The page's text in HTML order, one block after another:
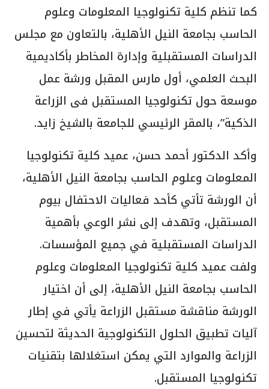
كما تنظم كلية تكنولوجيا المعلومات وعلوم
الحاسب بجامعة النيل الأهلية، بالتعاون مع مجلس
الدراسات المستقبلية وإدارة المخاطر بأكاديمية
البحث العلمي، أول مارس المقبل ورشة عمل
موسعة حول تكنولوجيا المستقبل فى الزراعة
الذكية”، بالمقر الرئيسي للجامعة بالشيخ زايد.
وأكد الدكتور أحمد حسن، عميد كلية تكنولوجيا
المعلومات وعلوم الحاسب بجامعة النيل الأهلية،
أن الورشة تأتي كأحد فعاليات الاحتفال بيوم
المستقبل، وتهدف إلى نشر الوعي بأهمية
الدراسات المستقبلية في جميع المؤسسات.
ولفت عميد كلية تكنولوجيا المعلومات وعلوم
الحاسب بجامعة النيل الأهلية، إلى أن اختيار
الورشة مناقشة مستقبل الزراعة يأتي في إطار
آليات تطبيق الحلول التكنولوجية الحديثة لتحسين
الزراعة والموارد التي يمكن استغلالها بتقنيات
تكنولوجيا المستقبل.